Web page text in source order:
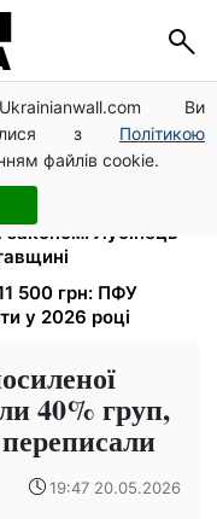
Ви
з Політикою
файлів cookie.
грн/куб, газ може
в серпні
відкличуть:
у серпні
законом: Лубінець
500 грн: ПФУ
у 2026 році
40% груп,
19:47 20.05.2026